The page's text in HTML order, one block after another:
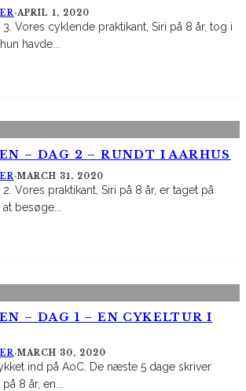
·APRIL 1, 2020
Vores cyklende praktikant, Siri på 8 år, tog i
havde...
– DAG 2 – RUNDT I AARHUS
·MARCH 31, 2020
Vores praktikant, Siri på 8 år, er taget på
at besøge
– DAG 1 – EN CYKELTUR I
·MARCH 30, 2020
ind på AoC. De næste 5 dage skriver
8 år, en